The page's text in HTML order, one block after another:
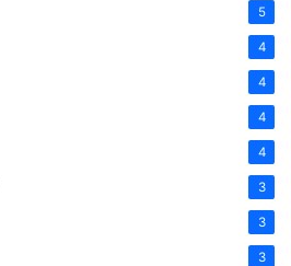
5
4
4
4
4
3
3
3